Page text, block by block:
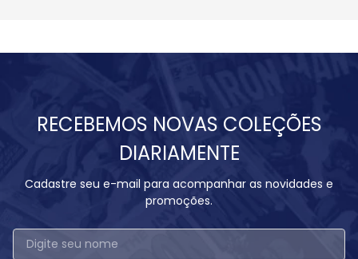
RECEBEMOS NOVAS COLEÇÕES
DIARIAMENTE
Cadastre seu e-mail para acompanhar as novidades e
promoções.